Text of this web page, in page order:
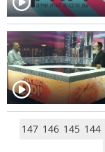
144
145
146
147